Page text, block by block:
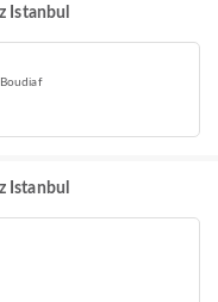
Istanbul
Istanbul